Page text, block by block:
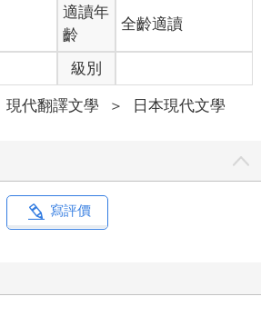
也很高雅。
家圓。老闆娘身體不舒服，今日無法來
，圓再次低下頭。老實說，對只住一晚
闆娘或小老闆娘，都沒有太大關係。提
沉穩，與慌張的愛夢形成對比。
記入住嗎？」
來，看得出雄高和愛夢也對這位看似有
娘頗有好感。
適讀年
齡
全齡適讀
級別
現代翻譯文學 ＞ 日本現代文學
寫評價